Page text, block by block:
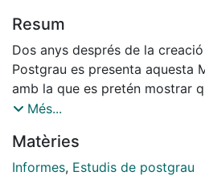
Resum
Dos anys després de la creació
Postgrau es presenta aquesta
amb la que es pretén mostrar
desenvolupada en aquest
necessitats de formació
en compte que cada any
Més...
Matèries
Informes, Estudis de postgrau